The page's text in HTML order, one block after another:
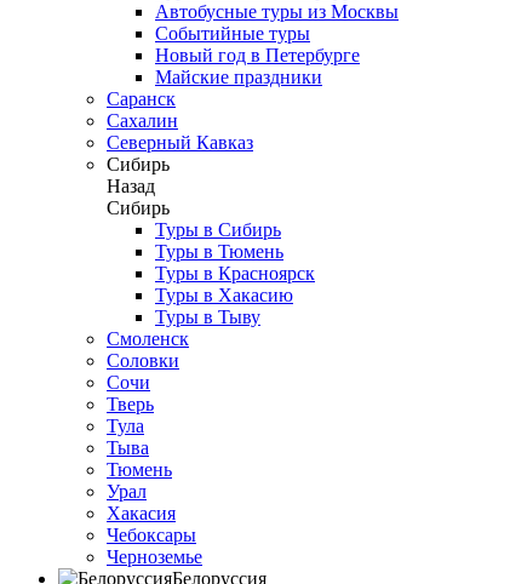
Автобусные туры из Москвы
Событийные туры
Новый год в Петербурге
Майские праздники
Саранск
Сахалин
Северный Кавказ
Сибирь
Назад
Сибирь
Туры в Сибирь
Туры в Тюмень
Туры в Красноярск
Туры в Хакасию
Туры в Тыву
Смоленск
Соловки
Сочи
Тверь
Тула
Тыва
Тюмень
Урал
Хакасия
Чебоксары
Черноземье
Белоруссия